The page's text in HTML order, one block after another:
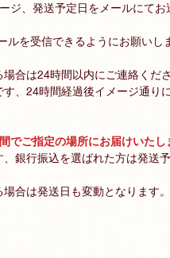
ジ、発送予定日をメールにてお
ルを受信できるようにお願いし
合は24時間以内にご連絡くださ
、24時間経過後イメージ通り
でご指定の場所にお届けいたし
銀行振込を選ばれた方は発送
合は発送日も変動となります。